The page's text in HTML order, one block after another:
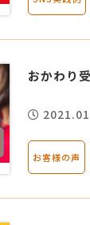
おかわり
お客様の声